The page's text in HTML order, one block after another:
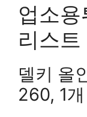
업소
리스트
델키 올
260, 1개